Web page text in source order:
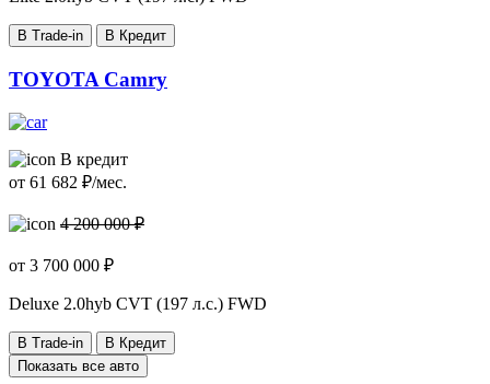
В Trade-in В Кредит
TOYOTA Camry
В кредит
от 61 682 ₽/мес.
4 200 000 ₽
от 3 700 000 ₽
Deluxe 2.0hyb CVT (197 л.с.) FWD
В Trade-in
В Кредит
Показать все авто